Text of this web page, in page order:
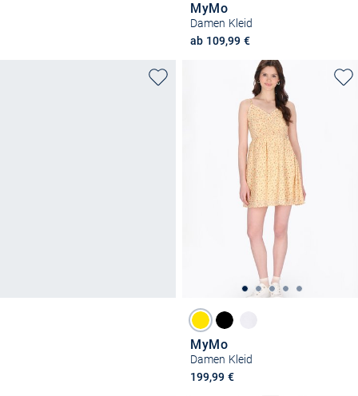
MyMo
Damen Kleid
ab 109,99 €
MyMo
Damen Kleid
199,99 €